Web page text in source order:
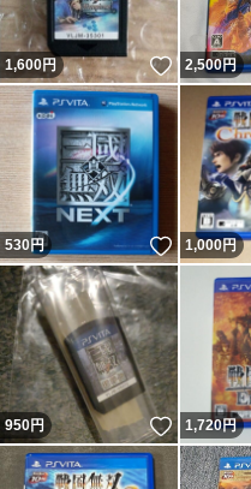
1,600円 いいね！
2,500円
530円 いいね！
1,000円
950円 いいね！
1,720円